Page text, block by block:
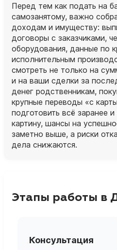
Перед тем как подать на
самозанятому, важно
доходам и имуществу:
договоры с заказчиками,
оборудования, данные по
исполнительным
смотреть не только на
и на ваши сделки за
денег родственникам,
крупные переводы «с
подготовить всё заранее и
картину, шансы на
заметно выше, а риски
дела снижаются.​
Этапы работы в
Консультация